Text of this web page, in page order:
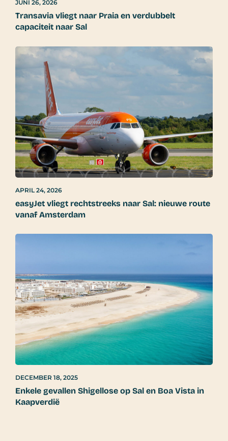
JUNI 26, 2026
Transavia vliegt naar Praia en verdubbelt
capaciteit naar Sal
APRIL 24, 2026
easyJet vliegt rechtstreeks naar Sal: nieuwe route
vanaf Amsterdam
DECEMBER 18, 2025
Enkele gevallen Shigellose op Sal en Boa Vista in
Kaapverdië